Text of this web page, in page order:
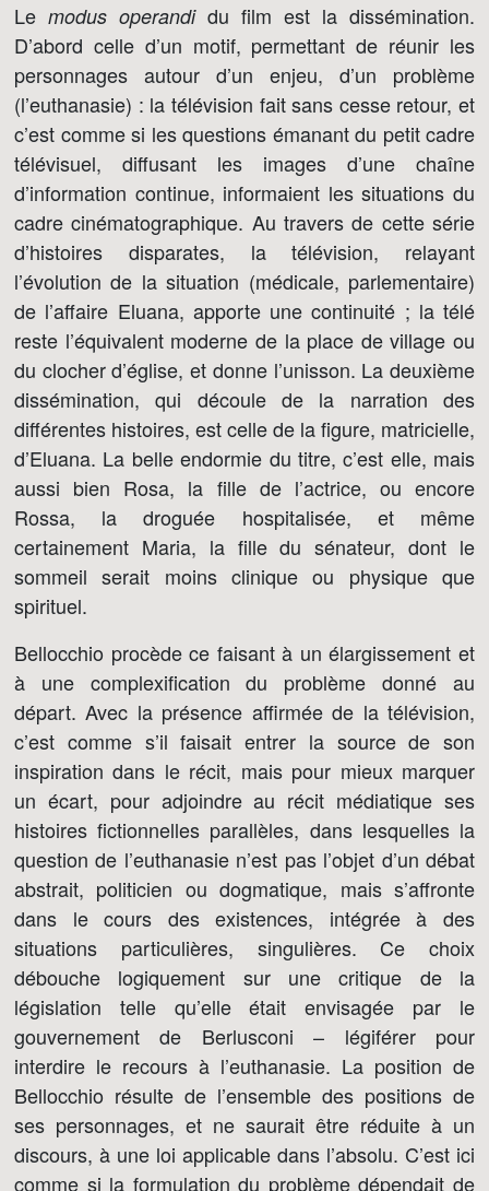
Le modus operandidu film est la dissémination.
D’abord celle d’un motif, permettant de réunir les
personnages autour d’un enjeu, d’un problème
(l’euthanasie) : la télévision fait sans cesse retour, et
c’est comme si les questions émanant du petit cadre
télévisuel, diffusant les images d’une chaîne
d’information continue, informaient les situations du
cadre cinématographique. Au travers de cette série
d’histoires disparates, la télévision, relayant
l’évolution de la situation (médicale, parlementaire)
de l’affaire Eluana, apporte une continuité ; la télé
reste l’équivalent moderne de la place de village ou
du clocher d’église, et donne l’unisson. La deuxième
dissémination, qui découle de la narration des
différentes histoires, est celle de la figure, matricielle,
d’Eluana. La belle endormie du titre, c’est elle, mais
aussi bien Rosa, la fille de l’actrice, ou encore
Rossa, la droguée hospitalisée, et même
certainement Maria, la fille du sénateur, dont le
sommeil serait moins clinique ou physique que
spirituel.
Bellocchio procède ce faisant à un élargissement et
à une complexification du problème donné au
départ. Avec la présence affirmée de la télévision,
c’est comme s’il faisait entrer la source de son
inspiration dans le récit, mais pour mieux marquer
un écart, pour adjoindre au récit médiatique ses
histoires fictionnelles parallèles, dans lesquelles la
question de l’euthanasie n’est pas l’objet d’un débat
abstrait, politicien ou dogmatique, mais s’affronte
dans le cours des existences, intégrée à des
situations particulières, singulières. Ce choix
débouche logiquement sur une critique de la
législation telle qu’elle était envisagée par le
gouvernement de Berlusconi – légiférer pour
interdire le recours à l’euthanasie. La position de
Bellocchio résulte de l’ensemble des positions de
ses personnages, et ne saurait être réduite à un
discours, à une loi applicable dans l’absolu. C’est ici
comme si la formulation du problème dépendait de